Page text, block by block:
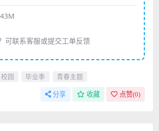
可联系客服或提交工单反馈
校园 毕业季 青春主题
分享 收藏 点赞(0)